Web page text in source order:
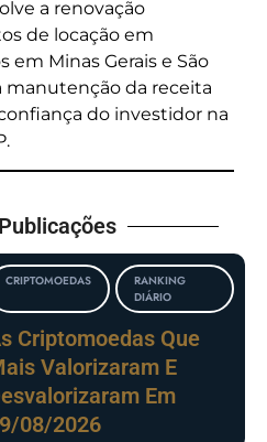
a renovação
de locação em
Minas Gerais e São
manutenção da receita
do investidor na
CRIPTOMOEDAS
RANKING
DIÁRIO
Criptomoedas Que
Valorizaram E
Em
08/2026